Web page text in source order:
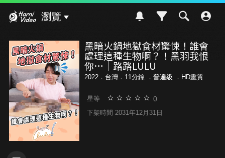
瀏覽
黑暗火鍋地獄食材驚悚！誰會
處理這種生物啊？！黑羽我恨
你…｜路路LULU
2022．台灣．11分鐘 ． 普遍級 ．HD畫質
星等 0
下架時間 2031年12月31日